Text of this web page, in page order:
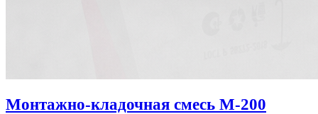
Монтажно-кладочная смесь М-200